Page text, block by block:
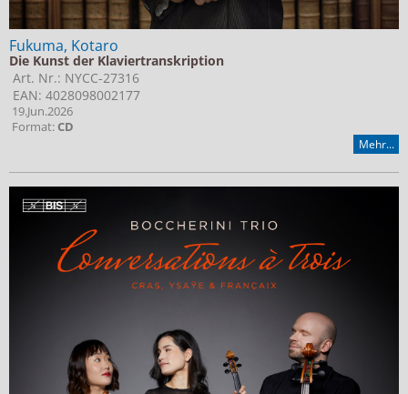
Fukuma, Kotaro
Die Kunst der Klaviertranskription
Art. Nr.: NYCC-27316
EAN: 4028098002177
19.Jun.2026
Format:CD
Mehr...